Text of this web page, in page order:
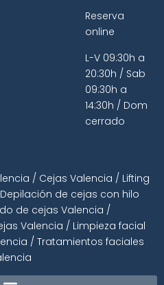
Reserva
online
L-V 09:30h a
20:30h / Sab
09:30h a
14:30h / Dom
cerrado
/ Cejas Valencia / Lifting
Depilación de cejas con hilo
de cejas Valencia /
Valencia / Limpieza facial
/ Tratamientos faciales